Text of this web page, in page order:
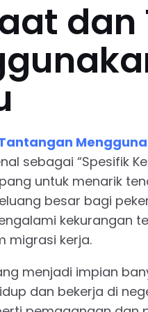
sebagai “Spesifik
untuk menarik
besar bagi
kekurangan
migrasi kerja.
menjadi impian
dan bekerja di